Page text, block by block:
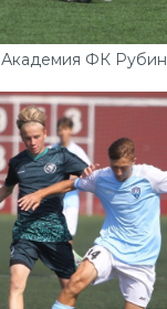
Академия ФК Рубин